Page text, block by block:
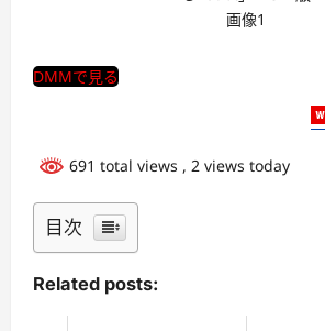
画像1
DMMで見る
691 total views , 2 views today
目次
Related posts: